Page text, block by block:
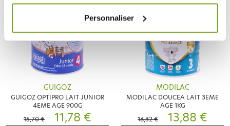
Personnaliser
GUIGOZ
GUIGOZ OPTIPRO LAIT JUNIOR
4EME AGE 900G
15,70 €
11,78 €
MODILAC
MODILAC DOUCEA LAIT 3EME
AGE 1KG
16,32 €
13,88 €